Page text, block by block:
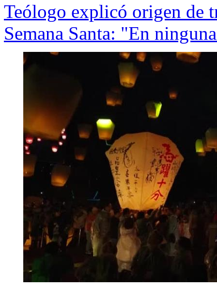
Teólogo explicó origen de
Semana Santa: "En